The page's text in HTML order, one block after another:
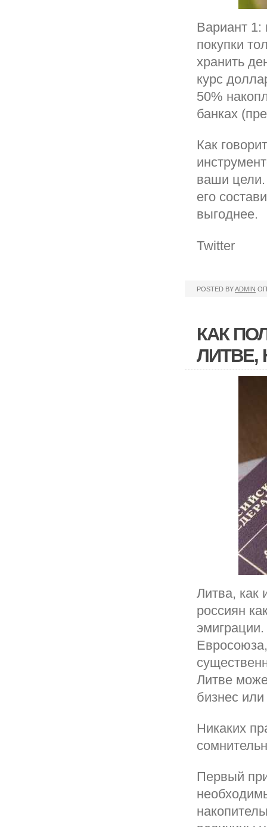
Вариант 1:
покупки
хранить
курс
50%
банках
Как
ваши цели.
его
выгоднее.
Twitter
POSTED BYADMIN
КАК
ЛИТВЕ,
Литва, как
россиян
Литве
бизнес
Никаких
Первый